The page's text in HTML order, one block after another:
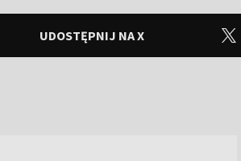
UDOSTĘPNIJ NA X